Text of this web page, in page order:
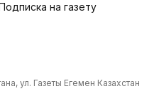
на газету
ул. Газеты Егемен Казахстан